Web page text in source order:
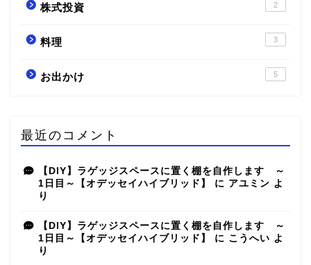
株式投資 2
料理 3
お出かけ 5
最近のコメント
【DIY】ラゲッジスペースに置く棚を自作します ～
1日目～【オデッセイハイブリッド】
に アユミン よ
り
【DIY】ラゲッジスペースに置く棚を自作します ～
1日目～【オデッセイハイブリッド】
に こうへい よ
り